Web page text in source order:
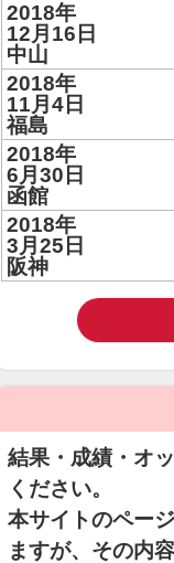
2018年
12月16日
中山
2018年
11月4日
福島
2018年
6月30日
函館
2018年
3月25日
阪神
結果・成績・オ
ください。
本サイトのペー
ますが、その内